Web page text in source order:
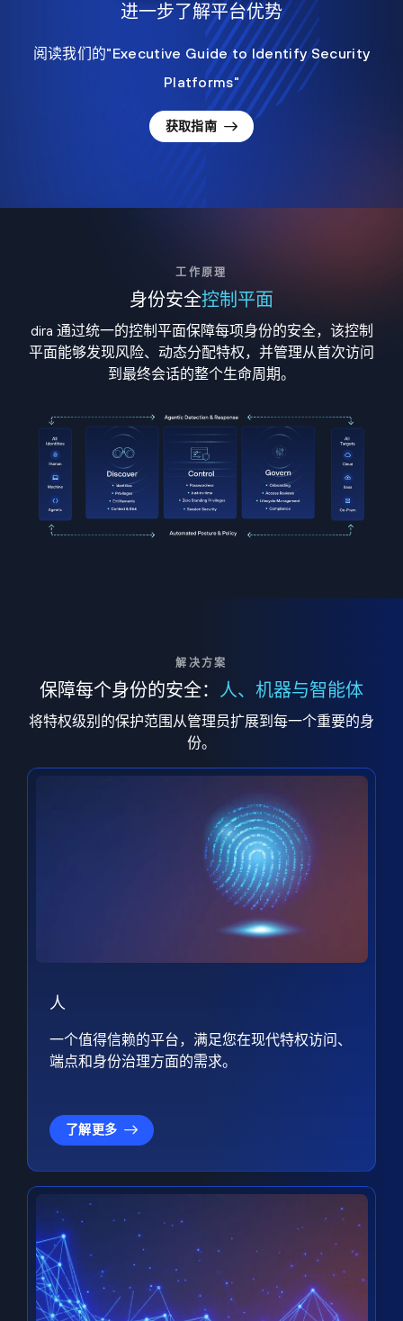
进一步了解平台优势
阅读我们的"Executive Guide to Identify Security
Platforms"
获取指南
工作原理
身份安全控制平面
dira 通过统一的控制平面保障每项身份的安全，该控制
平面能够发现风险、动态分配特权，并管理从首次访问
到最终会话的整个生命周期。
解决方案
保障每个身份的安全： 人、机器与智能体
将特权级别的保护范围从管理员扩展到每一个重要的身
份。
人
一个值得信赖的平台，满足您在现代特权访问、
端点和身份治理方面的需求。
了解更多